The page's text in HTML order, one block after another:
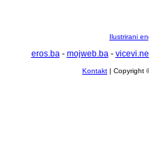
Ilustrirani
eros.ba- mojweb.ba-
Kontakt | Copyright